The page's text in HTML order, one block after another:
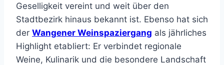
Geselligkeit vereint und weit über den
Stadtbezirk hinaus bekannt ist. Ebenso hat sich
der Wangener Weinspaziergang als jährliches
Highlight etabliert: Er verbindet regionale
Weine, Kulinarik und die besondere Landschaft